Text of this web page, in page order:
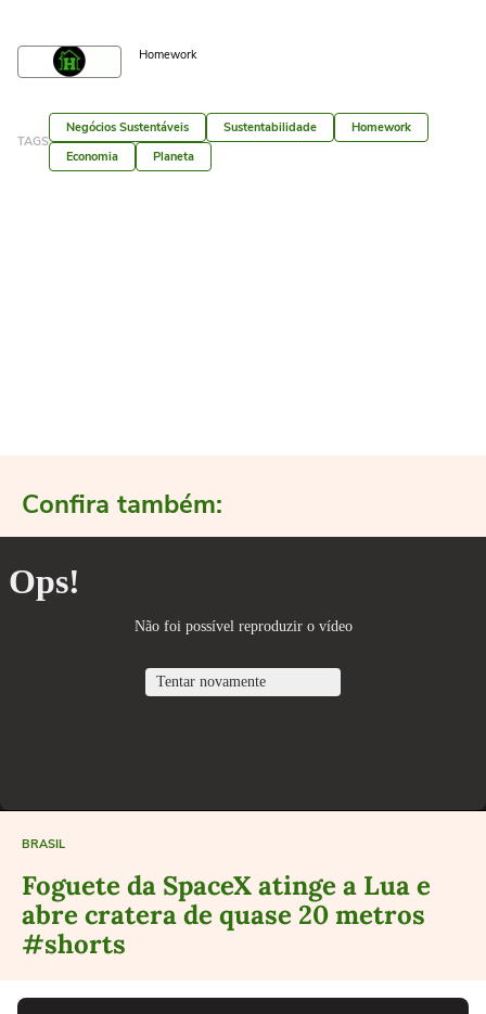
Homework
TAGS
Negócios Sustentáveis Sustentabilidade
Homework
Economia
Planeta
Confira também:
BRASIL
Foguete da SpaceX atinge a Lua e
abre cratera de quase 20 metros
#shorts